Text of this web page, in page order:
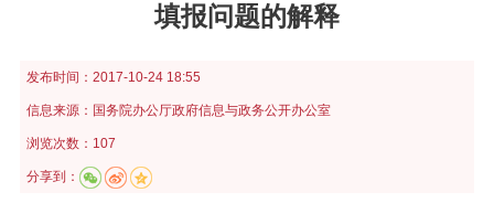
填报问题的解释
发布时间： 2017-10-24 18:55
信息来源： 国务院办公厅政府信息与政务公开办公室
浏览次数：107
分享到：